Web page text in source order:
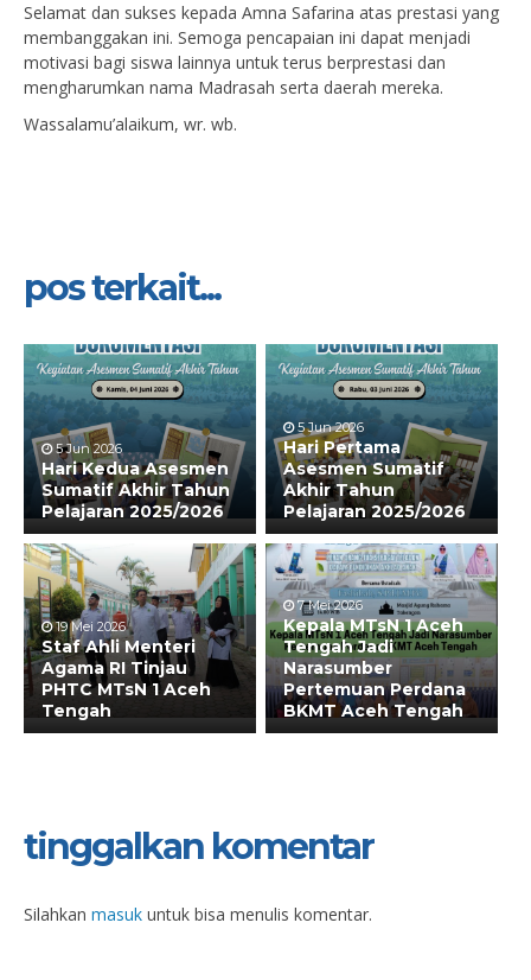
Selamat dan sukses kepada Amna Safarina atas prestasi yang
membanggakan ini. Semoga pencapaian ini dapat menjadi
motivasi bagi siswa lainnya untuk terus berprestasi dan
mengharumkan nama Madrasah serta daerah mereka.
Wassalamu’alaikum, wr. wb.
pos terkait...
5 Jun 2026
Hari Kedua Asesmen
Sumatif Akhir Tahun
Pelajaran 2025/2026
5 Jun 2026
Hari Pertama
Asesmen Sumatif
Akhir Tahun
Pelajaran 2025/2026
19 Mei 2026
Staf Ahli Menteri
Agama RI Tinjau
PHTC MTsN 1 Aceh
Tengah
7 Mei 2026
Kepala MTsN 1 Aceh
Tengah Jadi
Narasumber
Pertemuan Perdana
BKMT Aceh Tengah
tinggalkan komentar
Silahkan masuk untuk bisa menulis komentar.